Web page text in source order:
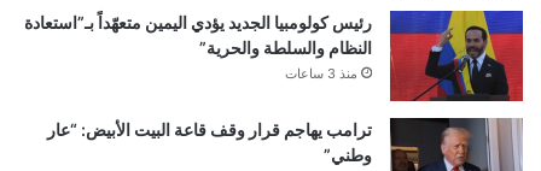
رئيس كولومبيا الجديد يؤدي اليمين متعهّداً بـ”استعادة
النظام والسلطة والحرية”
منذ 3 ساعات
ترامب يهاجم قرار وقف قاعة البيت الأبيض: “عار
وطني”